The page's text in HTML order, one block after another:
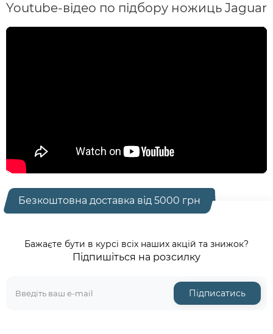
Youtube-відео по підбору ножиць Jaguar
Безкоштовна доставка від 5000 грн
Бажаєте бути в курсі всіх наших акцій та знижок?
Підпишіться на розсилку
Підписатись